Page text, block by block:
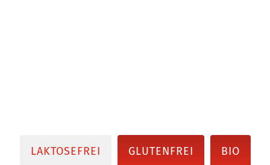
LAKTOSEFREI GLUTENFREI BIO